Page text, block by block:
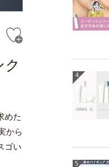
めた
から
ゴい